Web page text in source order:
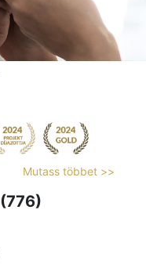
Mutass többet >>
(776)